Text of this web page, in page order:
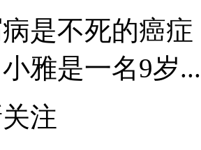
是不死的癌
雅是一名9岁...
注